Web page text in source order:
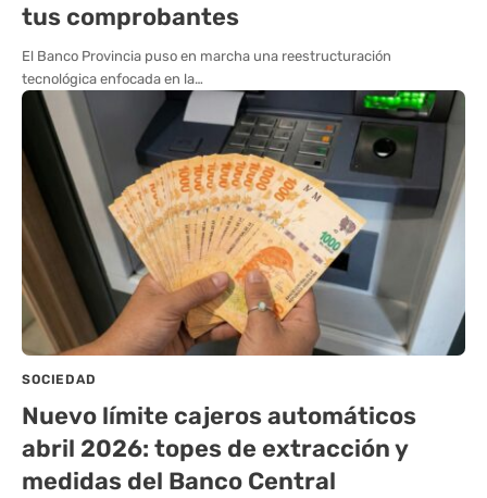
tus comprobantes
El Banco Provincia puso en marcha una reestructuración
tecnológica enfocada en la…
SOCIEDAD
Nuevo límite cajeros automáticos
abril 2026: topes de extracción y
medidas del Banco Central